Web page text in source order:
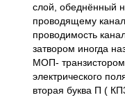
слой, обеднённый
проводящему
проводимость
затвором иногда
МОП-
электрического
вторая буква П (